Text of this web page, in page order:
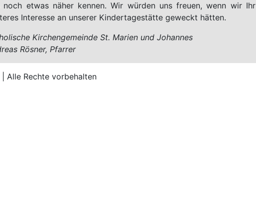
noch etwas näher kennen. Wir würden uns freuen, wenn wir Ihr
Interesse an unserer Kindertagestätte geweckt hätten.
Kirchengemeinde St. Marien und Johannes
Rösner, Pfarrer
| Alle Rechte vorbehalten